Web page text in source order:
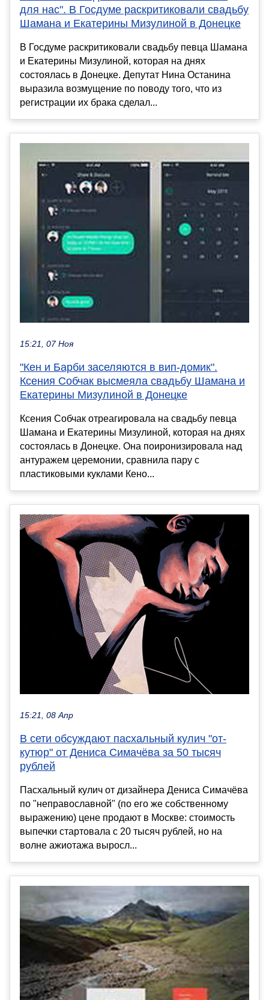
для нас". В Госдуме раскритиковали свадьбу
Шамана и Екатерины Мизулиной в Донецке
В Госдуме раскритиковали свадьбу певца Шамана
и Екатерины Мизулиной, которая на днях
состоялась в Донецке. Депутат Нина Останина
выразила возмущение по поводу того, что из
регистрации их брака сделал...
15:21, 07 Ноя
"Кен и Барби заселяются в вип-домик".
Ксения Собчак высмеяла свадьбу Шамана и
Екатерины Мизулиной в Донецке
Ксения Собчак отреагировала на свадьбу певца
Шамана и Екатерины Мизулиной, которая на днях
состоялась в Донецке. Она поиронизировала над
антуражем церемонии, сравнила пару с
пластиковыми куклами Кено...
15:21, 08 Апр
В сети обсуждают пасхальный кулич "от-
кутюр" от Дениса Симачёва за 50 тысяч
рублей
Пасхальный кулич от дизайнера Дениса Симачёва
по "неправославной" (по его же собственному
выражению) цене продают в Москве: стоимость
выпечки стартовала с 20 тысяч рублей, но на
волне ажиотажа выросл...